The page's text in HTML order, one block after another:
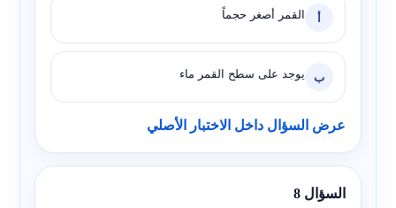
أ القمر أصغر حجماً
ب يوجد على سطح القمر ماء
عرض السؤال داخل الاختبار الأصلي
السؤال 8